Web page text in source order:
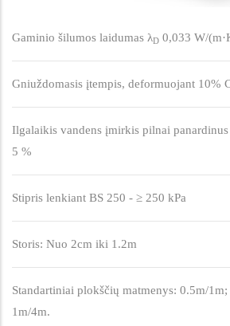
Gaminio šilumos laidumas λD 0,033 W/
Gniuždomasis įtempis, deformuojant 10%
Ilgalaikis vandens įmirkis pilnai
5 %
Stipris lenkiant BS 250 - ≥ 250 kPa
Storis: Nuo 2cm iki 1.2m
Standartiniai plokščių matmenys: 0.5m/
1m/4m.